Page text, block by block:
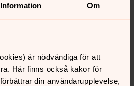
Information Om
är nödvändiga för att
Här finns också kakor för
din användarupplevelse,
Söndag 27 augusti 2023 kl. 15 i
kl. 12 för konfirmanderna.
om du avbokar efter påsken
egna fickpengar till